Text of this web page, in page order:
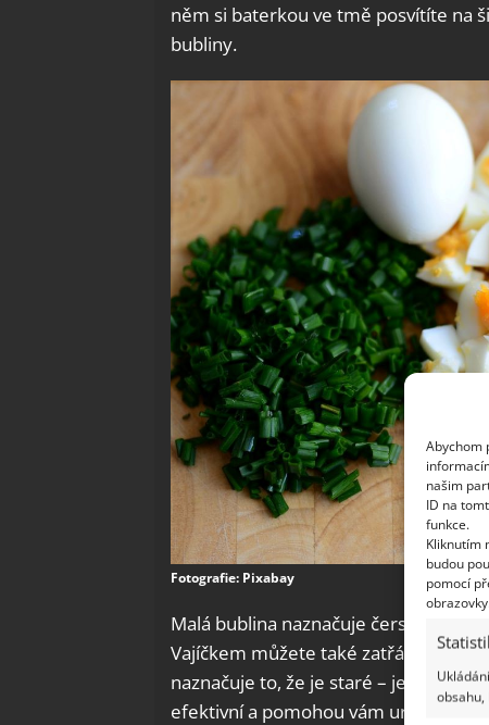
Abychom
našim
ID na
funkce.
Kliknutím
budou
pomocí
něm si baterkou ve tmě posvítíte na
bubliny.
Fotografie: Pixabay
Malá bublina naznačuje čerstvost,
Vajíčkem můžete také zatřást a
naznačuje to, že je staré – jeho
efektivní a pomohou vám určit, zda